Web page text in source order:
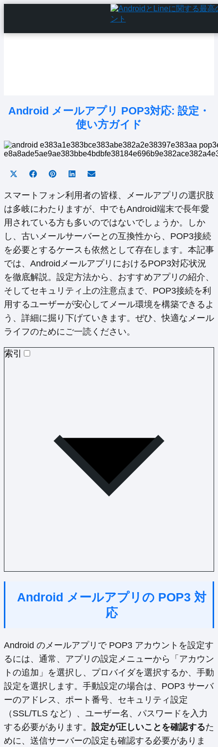
Android メールアプリ POP3対応: 設定・
使い方ガイド
Share
X
(Twitter)
Share
Facebook
Share
Pinterest
Share
LinkedInEmail
スマートフォン利用者の皆様、メールアプリの選択肢
は多岐にわたりますが、中でもAndroid端末で長年愛
用されている方も多いのではないでしょうか。しか
し、古いメールサーバーとの互換性から、POP3接続
を必要とするケースも依然として存在します。本記事
では、AndroidメールアプリにおけるPOP3対応状況
を徹底解説。設定方法から、おすすめアプリの紹介、
そしてセキュリティ上の注意点まで、POP3接続を利
用するユーザーが安心してメール環境を構築できるよ
う、詳細に掘り下げていきます。ぜひ、快適なメール
ライフのためにご一読ください。
索引
Android メールアプリの POP3 対
応
Android のメールアプリで POP3 アカウントを設定す
るには、通常、アプリの設定メニューから「アカウン
トの追加」を選択し、プロバイダを選択するか、手動
設定を選択します。手動設定の場合は、POP3 サーバ
ーのアドレス、ポート番号、セキュリティ設定
（SSL/TLS など）、ユーザー名、パスワードを入力
する必要があります。 設定が正しいことを確認するた
めに、送信サーバーの設定も確認する必要がありま